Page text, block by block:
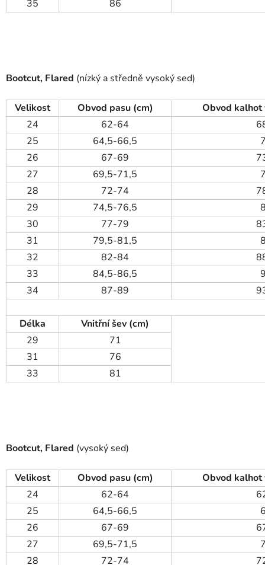
35
86
Bootcut, Flared (nízký a středně vysoký sed)
Velikost Obvod pasu (cm)
Obvod kalhot
24
62-64
25
64,5-66,5
26
67-69
27
69,5-71,5
28
72-74
29
74,5-76,5
30
77-79
31
79,5-81,5
32
82-84
33
84,5-86,5
34
87-89
Délka
Vnitřní šev (cm)
29
71
31
76
33
81
Bootcut, Flared (vysoký sed)
Velikost Obvod pasu (cm)
Obvod kalhot
24
62-64
25
64,5-66,5
26
67-69
27
69,5-71,5
28
72-74